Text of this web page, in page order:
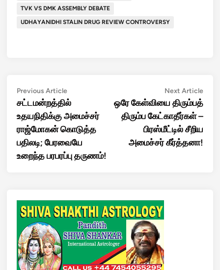
TVK VS DMK ASSEMBLY DEBATE
UDHAYANIDHI STALIN DRUG REVIEW CONTROVERSY
Post
navigation
Previous ArticlePrevious
article:
சட்டமன்றத்தில்
உதயநிதிக்கு அமைச்சர்
ராஜ்மோகன் கொடுத்த
பதிலடி; பேரவையே
உறைந்த பரபரப்பு தருணம்!
Next ArticleNext
ஒரே கேள்வியை திரும்பத்
திரும்ப கேட்காதீர்கள் –
பிரஸ்மீட்டில் சீறிய
அமைச்சர் கீர்த்தனா!